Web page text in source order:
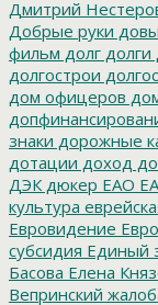
Дмитрий
Добрые руки
фильм долг долги
долгострои
дом офицеров
знаки дорожные
дотации доход
ДЭК дюкер ЕАО
культура
Евровидение
субсидия Единый
Басова Елена
Вепринский